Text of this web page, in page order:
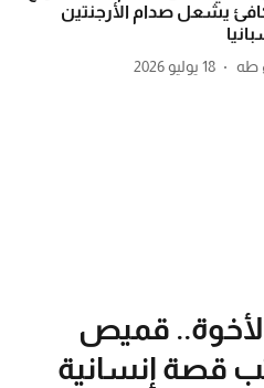
يشعل صدام الأرجنتين
طه 18 يوليو 2026
قميص
قصة إنسانية